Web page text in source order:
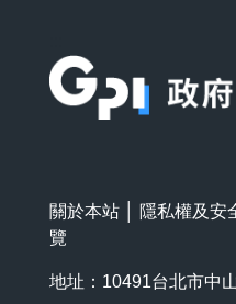
關於本站 隱私權及安
覽
地址：10491台北市中